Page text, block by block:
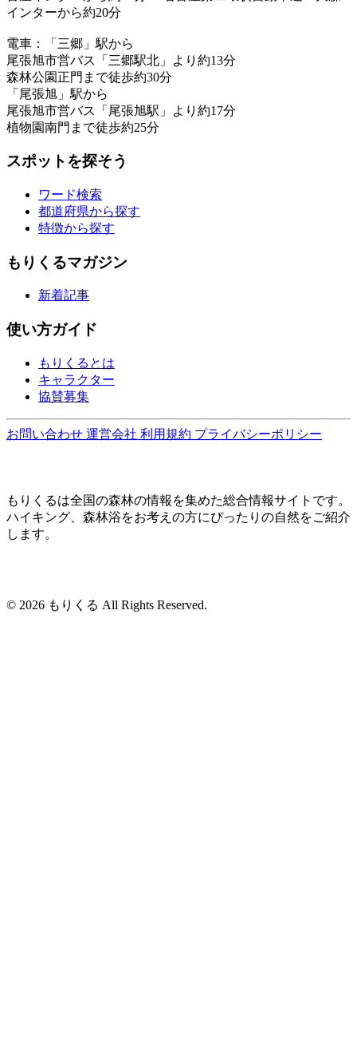
インターから約20分
電車：「三郷」駅から
尾張旭市営バス「三郷駅北」より約13分
森林公園正門まで徒歩約30分
「尾張旭」駅から
尾張旭市営バス「尾張旭駅」より約17分
植物園南門まで徒歩約25分
スポットを探そう
ワード検索
都道府県から探す
特徴から探す
もりくるマガジン
新着記事
使い方ガイド
もりくるとは
キャラクター
協賛募集
お問い合わせ 運営会社 利用規約 プライバシーポリシー
もりくるは全国の森林の情報を集めた総合情報サイトです。
ハイキング、森林浴をお考えの方にぴったりの自然をご紹介
します。
© 2026 もりくる All Rights Reserved.